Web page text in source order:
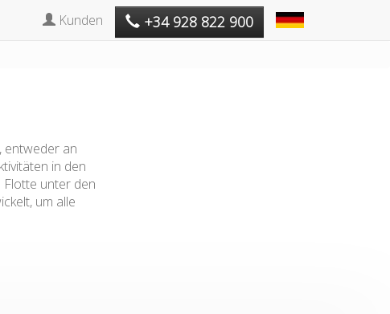
Kunden +34 928 822 900
entweder an
in den
Flotte unter den
um alle